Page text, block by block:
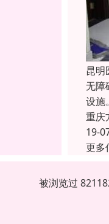
昆明
无障
设施
重庆
19-
更多
被浏览过